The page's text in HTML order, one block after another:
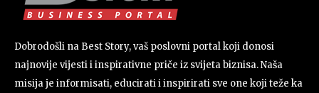
Dobrodošli na Best Story, vaš poslovni portal koji donosi
najnovije vijesti i inspirativne priče iz svijeta biznisa. Naša
misija je informisati, educirati i inspirirati sve one koji teže ka